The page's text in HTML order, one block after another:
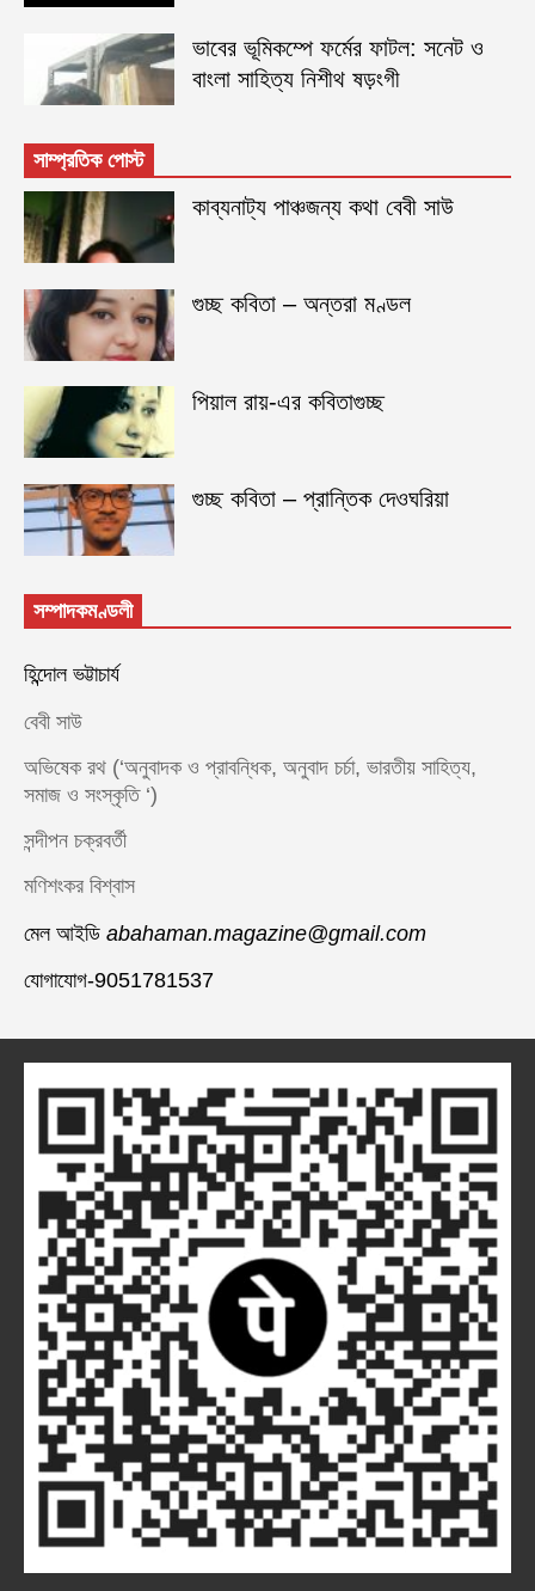
ভাবের ভূমিকম্পে ফর্মের ফাটল: সনেট ও
বাংলা সাহিত্য নিশীথ ষড়ংগী
সাম্প্রতিক পোস্ট
কাব্যনাট্য পাঞ্চজন্য কথা বেবী সাউ
গুচ্ছ কবিতা – অন্তরা মণ্ডল
পিয়াল রায়-এর কবিতাগুচ্ছ
গুচ্ছ কবিতা – প্রান্তিক দেওঘরিয়া
সম্পাদকমণ্ডলী
হিন্দোল ভট্টাচার্য
বেবী সাউ
অভিষেক রথ (‘অনুবাদক ও প্রাবন্ধিক, অনুবাদ চর্চা, ভারতীয় সাহিত্য,
সমাজ ও সংস্কৃতি ‘)
সন্দীপন চক্রবর্তী
মণিশংকর বিশ্বাস
মেল আইডি abahaman.magazine@gmail.com
যোগাযোগ-9051781537